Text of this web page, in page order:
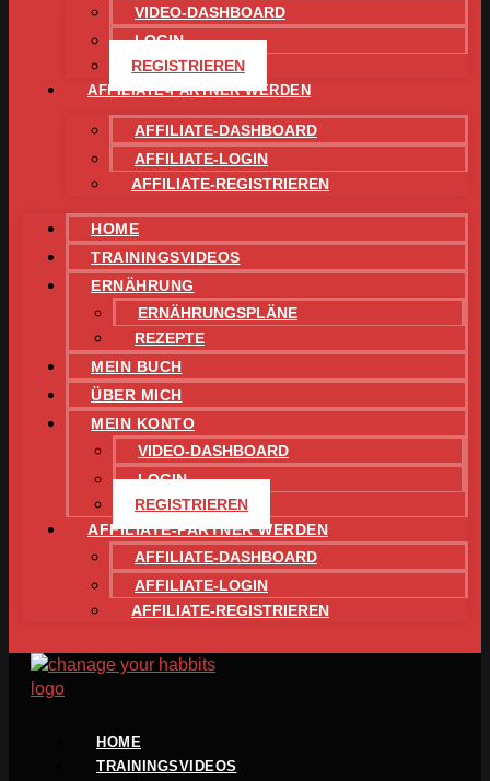
VIDEO-DASHBOARD
LOGIN
REGISTRIEREN
AFFILIATE-PARTNER WERDEN
AFFILIATE-DASHBOARD
AFFILIATE-LOGIN
AFFILIATE-REGISTRIEREN
HOME
TRAININGSVIDEOS
ERNÄHRUNG
ERNÄHRUNGSPLÄNE
REZEPTE
MEIN BUCH
ÜBER MICH
MEIN KONTO
VIDEO-DASHBOARD
LOGIN
REGISTRIEREN
AFFILIATE-PARTNER WERDEN
AFFILIATE-DASHBOARD
AFFILIATE-LOGIN
AFFILIATE-REGISTRIEREN
HOME
TRAININGSVIDEOS